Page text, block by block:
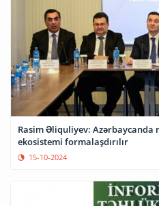
Rasim Əliquliyev:
ekosistemi formalaşdırılır
15-10-2024